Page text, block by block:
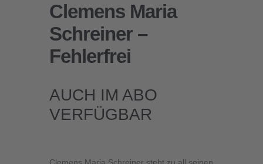
Clemens Maria
Schreiner –
Fehlerfrei
AUCH IM ABO
VERFÜGBAR